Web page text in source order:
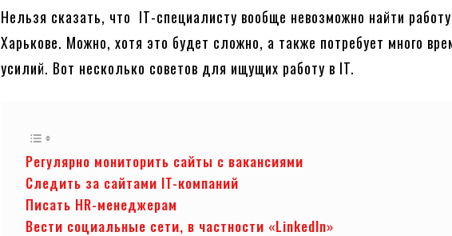
Нельзя сказать, что IT-специалисту вообще невозможно найти
Харькове. Можно, хотя это будет сложно, а также потребует много
усилий. Вот несколько советов для ищущих работу в IT.
Регулярно мониторить сайты с вакансиями
Следить за сайтами IT-компаний
Писать HR-менеджерам
Вести социальные сети, в частности «Linkedln»